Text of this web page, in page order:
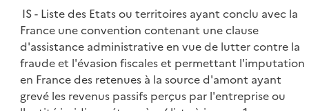
IS - Liste des Etats ou territoires ayant conclu avec la
France une convention contenant une clause
d'assistance administrative en vue de lutter contre la
fraude et l'évasion fiscales et permettant l'imputation
en France des retenues à la source d'amont ayant
grevé les revenus passifs perçus par l'entreprise ou